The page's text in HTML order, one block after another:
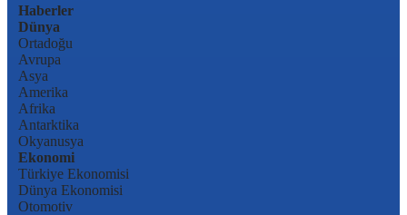
Haberler
Dünya
Ortadoğu
Avrupa
Asya
Amerika
Afrika
Antarktika
Okyanusya
Ekonomi
Türkiye Ekonomisi
Dünya Ekonomisi
Otomotiv